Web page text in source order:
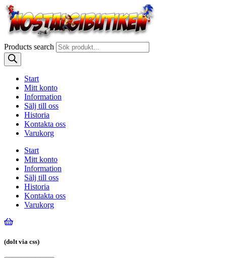
Products search
Start
Mitt konto
Information
Sälj till oss
Historia
Kontakta oss
Varukorg
Start
Mitt konto
Information
Sälj till oss
Historia
Kontakta oss
Varukorg
(dolt via css)